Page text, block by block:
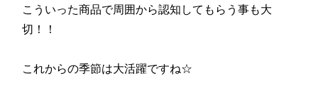
こういった商品で周囲から認知してもらう事も大
切！！
これからの季節は大活躍ですね☆